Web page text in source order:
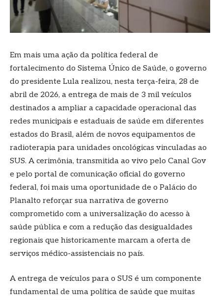
Em mais uma ação da política federal de
fortalecimento do Sistema Único de Saúde, o governo
do presidente Lula realizou, nesta terça-feira, 28 de
abril de 2026, a entrega de mais de 3 mil veículos
destinados a ampliar a capacidade operacional das
redes municipais e estaduais de saúde em diferentes
estados do Brasil, além de novos equipamentos de
radioterapia para unidades oncológicas vinculadas ao
SUS. A cerimônia, transmitida ao vivo pelo Canal Gov
e pelo portal de comunicação oficial do governo
federal, foi mais uma oportunidade de o Palácio do
Planalto reforçar sua narrativa de governo
comprometido com a universalização do acesso à
saúde pública e com a redução das desigualdades
regionais que historicamente marcam a oferta de
serviços médico-assistenciais no país.
A entrega de veículos para o SUS é um componente
fundamental de uma política de saúde que muitas